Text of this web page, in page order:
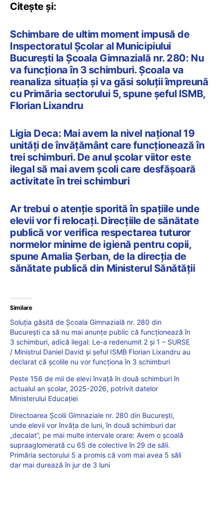
Citește și:
Schimbare de ultim moment impusă de
Inspectoratul Școlar al Municipiului
București la Școala Gimnazială nr. 280: Nu
va funcționa în 3 schimburi. Școala va
reanaliza situația și va găsi soluții împreună
cu Primăria sectorului 5, spune șeful ISMB,
Florian Lixandru
Ligia Deca: Mai avem la nivel național 19
unități de învățământ care funcționează în
trei schimburi. De anul școlar viitor este
ilegal să mai avem școli care desfășoară
activitate în trei schimburi
Ar trebui o atenție sporită în spațiile unde
elevii vor fi relocați. Direcțiile de sănătate
publică vor verifica respectarea tuturor
normelor minime de igienă pentru copii,
spune Amalia Șerban, de la direcția de
sănătate publică din Ministerul Sănătății
Similare
Soluția găsită de Școala Gimnazială nr. 280 din
București ca să nu mai anunțe public că funcționează în
3 schimburi, adică ilegal: Le-a redenumit 2 și 1 – SURSE
/ Ministrul Daniel David și șeful ISMB Florian Lixandru au
declarat că școlile nu vor funcționa în 3 schimburi
Peste 156 de mii de elevi învață în două schimburi în
actualul an școlar, 2025-2026, potrivit datelor
Ministerului Educației
Directoarea Școlii Gimnaziale nr. 280 din București,
unde elevii vor învăța de luni, în două schimburi dar
„decalat”, pe mai multe intervale orare: Avem o școală
supraaglomerată cu 65 de colective în 29 de săli.
Primăria sectorului 5 a promis că vom mai avea 5 săli
dar mai durează în jur de 3 luni